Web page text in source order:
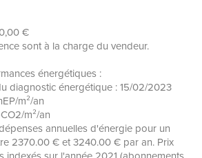
€
sont à la charge du vendeur.
énergétiques :
diagnostic énergétique : 15/02/2023
m²/an
m²/an
annuelles d'énergie pour un
2370.00 € et 3240.00 € par an. Prix